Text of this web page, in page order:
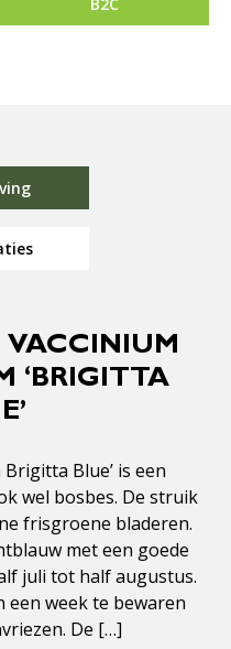
B2C
VACCINIUM
‘BRIGITTA
Blue’ is een
wel bosbes. De struik
frisgroene bladeren.
met een goede
juli tot half augustus.
een week te bewaren
De […]